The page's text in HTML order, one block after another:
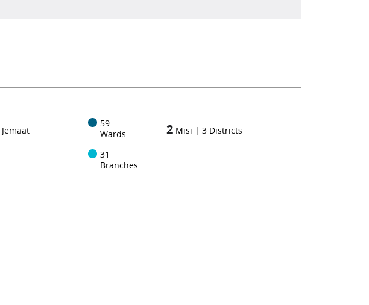
Jemaat
59
Wards
31
Branches
2 Misi | 3 Districts